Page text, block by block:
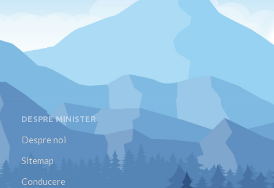
DESPRE MINISTER
Despre noi
Sitemap
Conducere